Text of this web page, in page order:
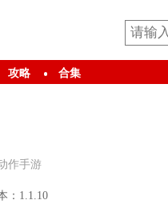
攻略 合集
作手游
：1.1.10